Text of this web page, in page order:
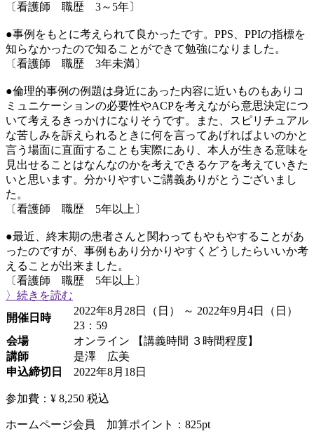
〔看護師 職歴 3～5年〕
●事例をもとに考えられて良かったです。PPS、PPIの指標を
知らなかったので知ることができて勉強になりました。
〔看護師 職歴 3年未満〕
●倫理的事例の例題は身近にあった内容に近いものもありコ
ミュニケーションの必要性やACPを考えながら意思決定につ
いて考えるきっかけになりそうです。また、スピリチュアル
な苦しみを訴えられるときに何を言ってあげればよいのかと
言う場面に直面することも実際にあり、本人が生きる意味を
見出せることはなんなのかを考えできるケアを考えていきた
いと思います。分かりやすいご講義ありがとうございまし
た。
〔看護師 職歴 5年以上〕
●最近、終末期の患者さんと関わってもやもやすることがあ
ったのですが、事例もあり分かりやすくどうしたらいいか考
えることが出来ました。
〔看護師 職歴 5年以上〕
〉続きを読む
開催日時
2022年8月28日（日） ～ 2022年9月4日（日）
23：59
会場
オンライン 【講義時間 ３時間程度】
講師
是澤 広美
申込締切日
2022年8月18日
参加費：¥ 8,250 税込
ホームページ会員 加算ポイント： 825pt